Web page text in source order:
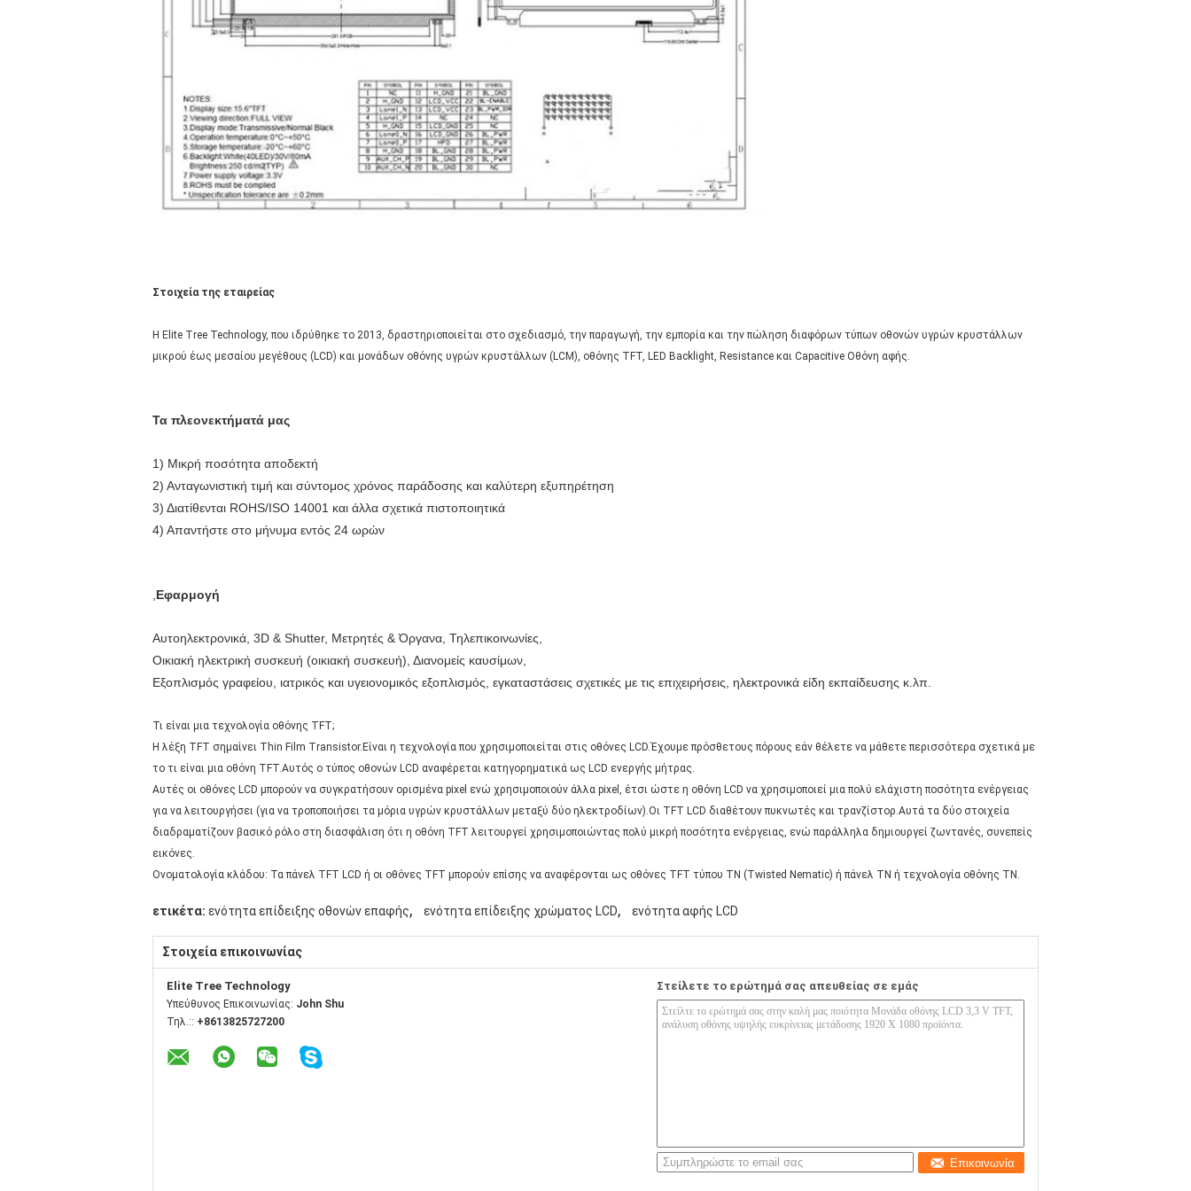
Στοιχεία της εταιρείας
Η Elite Tree Technology, που ιδρύθηκε το 2013, δραστηριοποιείται στο σχεδιασμό, την παραγωγή, την εμπορία και την πώληση διαφόρων τύπων οθονών υγρών κρυστάλλων
μικρού έως μεσαίου μεγέθους (LCD) και μονάδων οθόνης υγρών κρυστάλλων (LCM), οθόνης TFT, LED Backlight, Resistance και Capacitive Οθόνη αφής.
Τα πλεονεκτήματά μας
1) Μικρή ποσότητα αποδεκτή
2) Ανταγωνιστική τιμή και σύντομος χρόνος παράδοσης και καλύτερη εξυπηρέτηση
3) Διατίθενται ROHS/ISO 14001 και άλλα σχετικά πιστοποιητικά
4) Απαντήστε στο μήνυμα εντός 24 ωρών
Εφαρμογή
Αυτοηλεκτρονικά, 3D & Shutter, Μετρητές & Όργανα, Τηλεπικοινωνίες,
Οικιακή ηλεκτρική συσκευή (οικιακή συσκευή), Διανομείς καυσίμων,
Εξοπλισμός γραφείου, ιατρικός και υγειονομικός εξοπλισμός, εγκαταστάσεις σχετικές με τις επιχειρήσεις, ηλεκτρονικά είδη εκπαίδευσης κ.λπ.
Τι είναι μια τεχνολογία οθόνης TFT;
Η λέξη TFT σημαίνει Thin Film Transistor.Είναι η τεχνολογία που χρησιμοποιείται στις οθόνες LCD.Έχουμε πρόσθετους πόρους εάν θέλετε να μάθετε περισσότερα σχετικά με
το τι είναι μια οθόνη TFT.Αυτός ο τύπος οθονών LCD αναφέρεται κατηγορηματικά ως LCD ενεργής μήτρας.
Αυτές οι οθόνες LCD μπορούν να συγκρατήσουν ορισμένα pixel ενώ χρησιμοποιούν άλλα pixel, έτσι ώστε η οθόνη LCD να χρησιμοποιεί μια πολύ ελάχιστη ποσότητα ενέργειας
για να λειτουργήσει (για να τροποποιήσει τα μόρια υγρών κρυστάλλων μεταξύ δύο ηλεκτροδίων).Οι TFT LCD διαθέτουν πυκνωτές και τρανζίστορ.Αυτά τα δύο στοιχεία
διαδραματίζουν βασικό ρόλο στη διασφάλιση ότι η οθόνη TFT λειτουργεί χρησιμοποιώντας πολύ μικρή ποσότητα ενέργειας, ενώ παράλληλα δημιουργεί ζωντανές, συνεπείς
εικόνες.
Ονοματολογία κλάδου: Τα πάνελ TFT LCD ή οι οθόνες TFT μπορούν επίσης να αναφέρονται ως οθόνες TFT τύπου TN (Twisted Nematic) ή πάνελ TN ή τεχνολογία οθόνης TN.
ετικέτα: ενότητα επίδειξης οθονών επαφής, ενότητα επίδειξης χρώματος LCD, ενότητα αφής LCD
Στοιχεία επικοινωνίας
Elite Tree Technology
Υπεύθυνος Επικοινωνίας: John Shu
Τηλ.:: +8613825727200
Στείλετε το ερώτημά σας απευθείας σε εμάς
Επικοινωνία